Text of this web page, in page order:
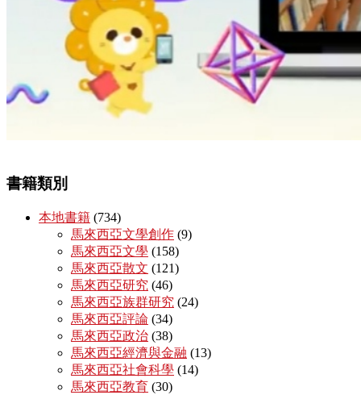
書籍類別
本地書籍 (734)
馬來西亞文學創作 (9)
馬來西亞文學 (158)
馬來西亞散文 (121)
馬來西亞研究 (46)
馬來西亞族群研究 (24)
馬來西亞評論 (34)
馬來西亞政治 (38)
馬來西亞經濟與金融 (13)
馬來西亞社會科學 (14)
馬來西亞教育 (30)